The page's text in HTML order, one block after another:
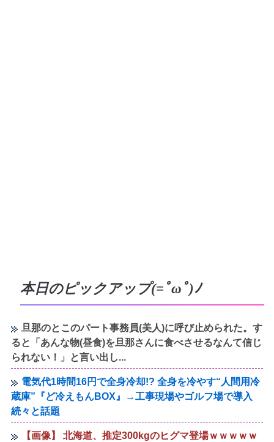
本日のピックアップ(=ﾟωﾟ)ﾉ
旦那のとこのパート事務員(美人)に呼び止められた。す
ると「あんな物(昼食)を旦那さんに食べさせるなんて信じ
られない！」と言い出し...
電気代1時間16円で全身冷却!? 全身を冷やす“人間用冷
蔵庫”『ど冷えもんBOX』→工事現場やゴルフ場で導入
続々と話題
【画像】 北海道、推定300kgのヒグマ登場ｗｗｗｗｗ